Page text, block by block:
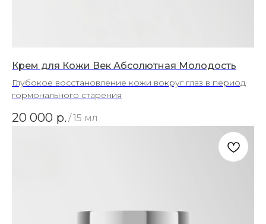
Крем для Кожи Век Абсолютная Молодость
Глубокое восстановление кожи вокруг глаз в период
гормонального старения
20 000 р. /15 мл